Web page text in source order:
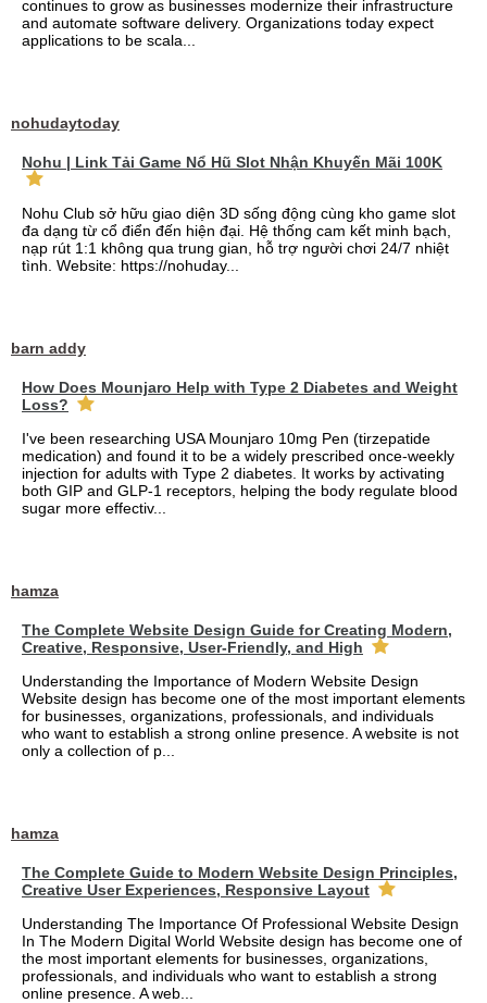
continues to grow as businesses modernize their infrastructure
and automate software delivery. Organizations today expect
applications to be scala...
nohudaytoday
Nohu | Link Tải Game Nổ Hũ Slot Nhận Khuyến Mãi 100K
Nohu Club sở hữu giao diện 3D sống động cùng kho game slot
đa dạng từ cổ điển đến hiện đại. Hệ thống cam kết minh bạch,
nạp rút 1:1 không qua trung gian, hỗ trợ người chơi 24/7 nhiệt
tình. Website: https://nohuday...
barn addy
How Does Mounjaro Help with Type 2 Diabetes and Weight
Loss?
I've been researching USA Mounjaro 10mg Pen (tirzepatide
medication) and found it to be a widely prescribed once-weekly
injection for adults with Type 2 diabetes. It works by activating
both GIP and GLP-1 receptors, helping the body regulate blood
sugar more effectiv...
hamza
The Complete Website Design Guide for Creating Modern,
Creative, Responsive, User-Friendly, and High
Understanding the Importance of Modern Website Design
Website design has become one of the most important elements
for businesses, organizations, professionals, and individuals
who want to establish a strong online presence. A website is not
only a collection of p...
hamza
The Complete Guide to Modern Website Design Principles,
Creative User Experiences, Responsive Layout
Understanding The Importance Of Professional Website Design
In The Modern Digital World Website design has become one of
the most important elements for businesses, organizations,
professionals, and individuals who want to establish a strong
online presence. A web...